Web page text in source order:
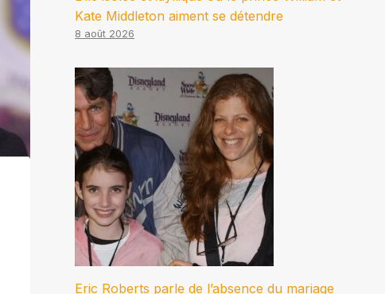
Kate Middleton aiment se détendre
8 août 2026
Eric Roberts parle de l’absence du mariage